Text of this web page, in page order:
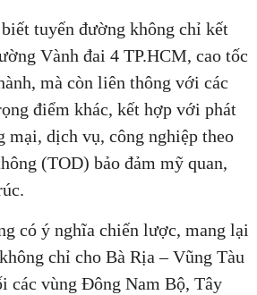
tuyến đường không chỉ kết
Vành đai 4 TP.HCM, cao tốc
mà còn liên thông với các
điểm khác, kết hợp với phát
mại, dịch vụ, công nghiệp theo
(TOD) bảo đảm mỹ quan,
có ý nghĩa chiến lược, mang lại
chỉ cho Bà Rịa – Vũng Tàu
các vùng Đông Nam Bộ, Tây